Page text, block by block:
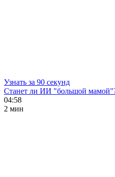
Узнать за 90 секунд
Станет ли ИИ "большой
04:58
2 мин